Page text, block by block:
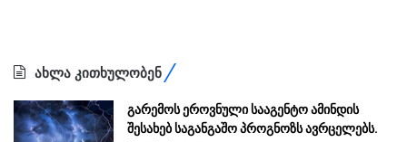
ახლა კითხულობენ
გარემოს ეროვნული სააგენტო ამინდის
შესახებ საგანგაშო პროგნოზს ავრცელებს.